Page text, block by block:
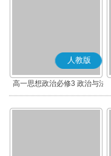
人教版
高一思想政治必修3 政治与法
治(部编版)